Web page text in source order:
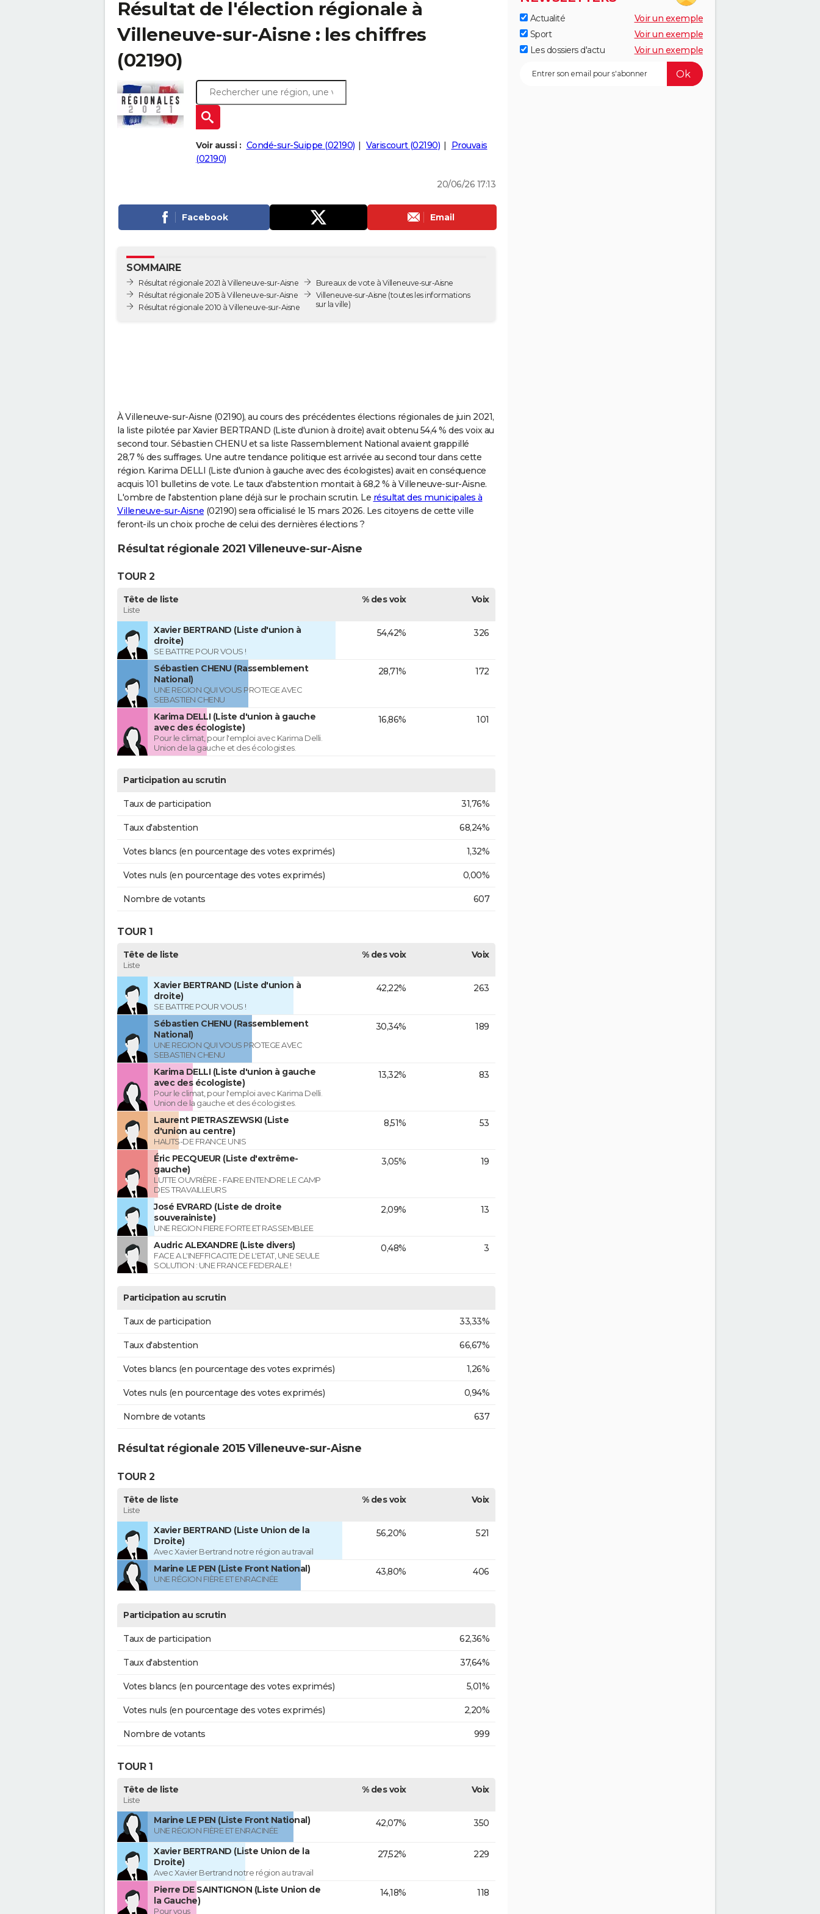
Résultat de l'élection régionale à
Villeneuve-sur-Aisne : les chiffres
(02190)
Voir aussi : Condé-sur-Suippe (02190) Variscourt (02190)
Prouvais
(02190)
20/06/26 17:13
Facebook Email
SOMMAIRE
Résultat régionale 2021 à Villeneuve-sur-Aisne
Résultat régionale 2015 à Villeneuve-sur-Aisne
Résultat régionale 2010 à Villeneuve-sur-Aisne
Bureaux de vote à Villeneuve-sur-Aisne
Villeneuve-sur-Aisne (toutes les informations
sur la ville)
À Villeneuve-sur-Aisne (02190), au cours des précédentes élections régionales de juin 2021,
la liste pilotée par Xavier BERTRAND (Liste d'union à droite) avait obtenu 54,4 % des voix au
second tour. Sébastien CHENU et sa liste Rassemblement National avaient grappillé
28,7 % des suffrages. Une autre tendance politique est arrivée au second tour dans cette
région. Karima DELLI (Liste d'union à gauche avec des écologistes) avait en conséquence
acquis 101 bulletins de vote. Le taux d'abstention montait à 68,2 % à Villeneuve-sur-Aisne.
L'ombre de l'abstention plane déjà sur le prochain scrutin. Le résultat des municipales à
Villeneuve-sur-Aisne (02190) sera officialisé le 15 mars 2026. Les citoyens de cette ville
feront-ils un choix proche de celui des dernières élections ?
Résultat régionale 2021 Villeneuve-sur-Aisne
TOUR 2
Tête de liste
Liste
% des voix Voix
Xavier BERTRAND (Liste d'union à
droite)
SE BATTRE POUR VOUS !
54,42% 326
Sébastien CHENU (Rassemblement
National)
UNE REGION QUI VOUS PROTEGE AVEC
SEBASTIEN CHENU
28,71% 172
Karima DELLI (Liste d'union à gauche
avec des écologiste)
Pour le climat, pour l'emploi avec Karima Delli.
Union de la gauche et des écologistes.
16,86% 101
Participation au scrutin
Taux de participation 31,76%
Taux d'abstention 68,24%
Votes blancs (en pourcentage des votes exprimés) 1,32%
Votes nuls (en pourcentage des votes exprimés) 0,00%
Nombre de votants 607
TOUR 1
Tête de liste
Liste
% des voix Voix
Xavier BERTRAND (Liste d'union à
droite)
SE BATTRE POUR VOUS !
42,22% 263
Sébastien CHENU (Rassemblement
National)
UNE REGION QUI VOUS PROTEGE AVEC
SEBASTIEN CHENU
30,34% 189
Karima DELLI (Liste d'union à gauche
avec des écologiste)
Pour le climat, pour l'emploi avec Karima Delli.
Union de la gauche et des écologistes.
13,32% 83
Laurent PIETRASZEWSKI (Liste
d'union au centre)
HAUTS-DE FRANCE UNIS
8,51% 53
Éric PECQUEUR (Liste d'extrême-
gauche)
LUTTE OUVRIÈRE - FAIRE ENTENDRE LE CAMP
DES TRAVAILLEURS
3,05% 19
José EVRARD (Liste de droite
souverainiste)
UNE REGION FIERE FORTE ET RASSEMBLEE
2,09% 13
Audric ALEXANDRE (Liste divers)
FACE A L'INEFFICACITE DE L'ETAT, UNE SEULE
SOLUTION : UNE FRANCE FEDERALE !
0,48% 3
Participation au scrutin
Taux de participation 33,33%
Taux d'abstention 66,67%
Votes blancs (en pourcentage des votes exprimés) 1,26%
Votes nuls (en pourcentage des votes exprimés) 0,94%
Nombre de votants 637
Résultat régionale 2015 Villeneuve-sur-Aisne
TOUR 2
Tête de liste
Liste
% des voix Voix
Xavier BERTRAND (Liste Union de la
Droite)
Avec Xavier Bertrand notre région au travail
56,20% 521
Marine LE PEN (Liste Front National)
UNE RÉGION FIÈRE ET ENRACINÉE
43,80% 406
Participation au scrutin
Taux de participation 62,36%
Taux d'abstention 37,64%
Votes blancs (en pourcentage des votes exprimés) 5,01%
Votes nuls (en pourcentage des votes exprimés) 2,20%
Nombre de votants 999
TOUR 1
Tête de liste
Liste
% des voix Voix
Marine LE PEN (Liste Front National)
UNE RÉGION FIÈRE ET ENRACINÉE
42,07% 350
Xavier BERTRAND (Liste Union de la
Droite)
Avec Xavier Bertrand notre région au travail
27,52% 229
Pierre DE SAINTIGNON (Liste Union de
la Gauche)
Pour vous
14,18% 118
Actualité
Voir un exemple
Sport
Voir un exemple
Les dossiers d'actu
Voir un exemple